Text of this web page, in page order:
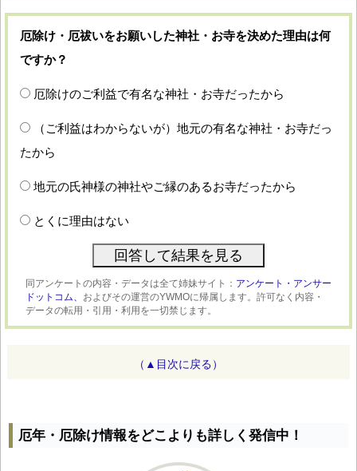
厄除け・厄祓いをお願いした神社・お寺を決めた理由は何
ですか？
厄除けのご利益で有名な神社・お寺だったから
（ご利益はわからないが）地元の有名な神社・お寺だっ
たから
地元の氏神様の神社やご縁のあるお寺だったから
とくに理由はない
同アンケートの内容・データは全て姉妹サイト： アンケート・アンサー
ドットコム、 およびその運営のYWMOに帰属します。許可なく内容・
データの転用・引用・利用を一切禁じます。
（▲目次に戻る）
厄年・厄除け情報をどこよりも詳しく発信中！